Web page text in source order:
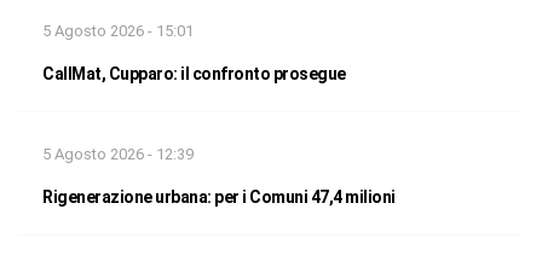
5 Agosto 2026 - 15:01
CallMat, Cupparo: il confronto prosegue
5 Agosto 2026 - 12:39
Rigenerazione urbana: per i Comuni 47,4 milioni